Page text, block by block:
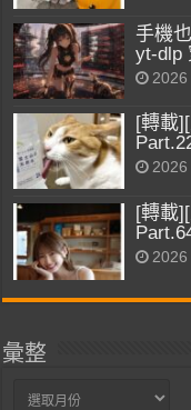
手機
yt-dlp
2026
[轉載
2026
[轉載
2026
彙整
彙